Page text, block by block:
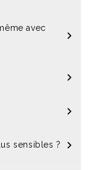
avec
sensibles ?